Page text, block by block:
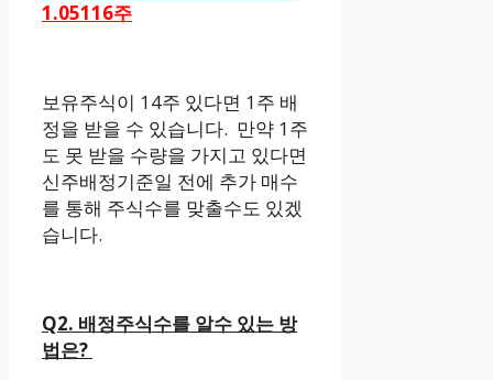
1.05116주
보유주식이 14주 있다면 1주 배
정을 받을 수 있습니다. 만약 1주
도 못 받을 수량을 가지고 있다면
신주배정기준일 전에 추가 매수
를 통해 주식수를 맞출수도 있겠
습니다.
Q2. 배정주식수를 알수 있는 방
법은?